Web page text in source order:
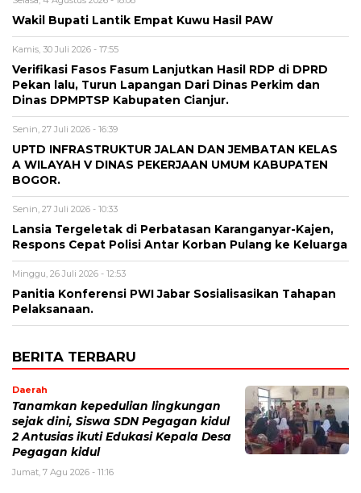
Wakil Bupati Lantik Empat Kuwu Hasil PAW
Kamis, 30 Juli 2026 - 17:55
Verifikasi Fasos Fasum Lanjutkan Hasil RDP di DPRD
Pekan lalu, Turun Lapangan Dari Dinas Perkim dan
Dinas DPMPTSP Kabupaten Cianjur.
Senin, 27 Juli 2026 - 16:39
UPTD INFRASTRUKTUR JALAN DAN JEMBATAN KELAS
A WILAYAH V DINAS PEKERJAAN UMUM KABUPATEN
BOGOR.
Senin, 27 Juli 2026 - 10:33
Lansia Tergeletak di Perbatasan Karanganyar-Kajen,
Respons Cepat Polisi Antar Korban Pulang ke Keluarga
Minggu, 26 Juli 2026 - 12:53
Panitia Konferensi PWI Jabar Sosialisasikan Tahapan
Pelaksanaan.
BERITA TERBARU
Daerah
Tanamkan kepedulian lingkungan
sejak dini, Siswa SDN Pegagan kidul
2 Antusias ikuti Edukasi Kepala Desa
Pegagan kidul
Jumat, 7 Agu 2026 - 11:16